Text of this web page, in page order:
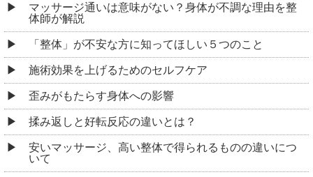
マッサージ通いは意味がない？身体が不調な理由を整
体師が解説
「整体」が不安な方に知ってほしい５つのこと
施術効果を上げるためのセルフケア
歪みがもたらす身体への影響
揉み返しと好転反応の違いとは？
安いマッサージ、高い整体で得られるものの違いにつ
いて